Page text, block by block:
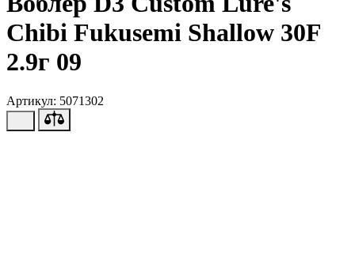
Chibi Fukusemi Shallow 30F
2.9г 09
Артикул: 5071302